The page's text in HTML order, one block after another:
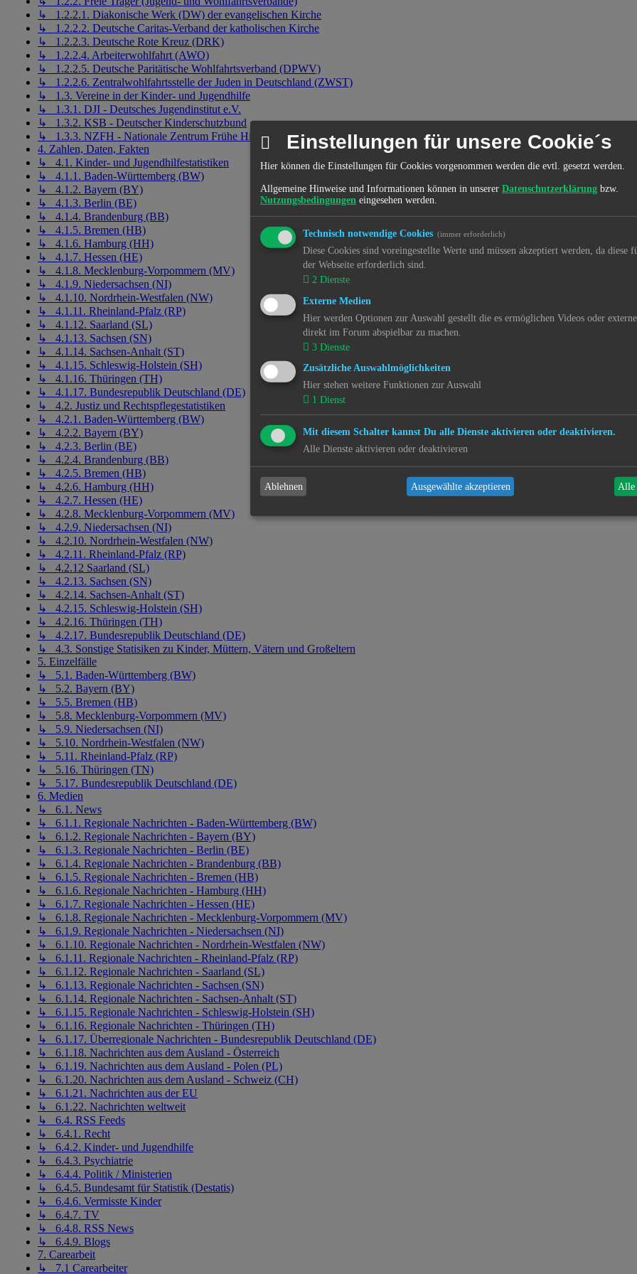
↳ 1.2.2.1. Diakonische Werk (DW) der evangelischen Kirche
↳ 1.2.2.2. Deutsche Caritas-Verband der katholischen Kirche
↳ 1.2.2.3. Deutsche Rote Kreuz (DRK)
↳ 1.2.2.4. Arbeiterwohlfahrt (AWO)
↳ 1.2.2.5. Deutsche Paritätische Wohlfahrtsverband (DPWV)
↳ 1.2.2.6. Zentralwohlfahrtsstelle der Juden in Deutschland (ZWST)
↳ 1.3. Vereine in der Kinder- und Jugendhilfe
↳ 1.3.1. DJI - Deutsches Jugendinstitut e.V.
↳ 1.3.2. KSB - Deutscher Kinderschutzbund
↳ 1.3.3. NZFH - Nationale Zentrum Frühe Hilfen
4. Zahlen, Daten, Fakten
↳ 4.1. Kinder- und Jugendhilfestatistiken
↳ 4.1.1. Baden-Württemberg (BW)
↳ 4.1.2. Bayern (BY)
↳ 4.1.3. Berlin (BE)
↳ 4.1.4. Brandenburg (BB)
↳ 4.1.5. Bremen (HB)
↳ 4.1.6. Hamburg (HH)
↳ 4.1.7. Hessen (HE)
↳ 4.1.8. Mecklenburg-Vorpommern (MV)
↳ 4.1.9. Niedersachsen (NI)
↳ 4.1.10. Nordrhein-Westfalen (NW)
↳ 4.1.11. Rheinland-Pfalz (RP)
↳ 4.1.12. Saarland (SL)
↳ 4.1.13. Sachsen (SN)
↳ 4.1.14. Sachsen-Anhalt (ST)
↳ 4.1.15. Schleswig-Holstein (SH)
↳ 4.1.16. Thüringen (TH)
↳ 4.1.17. Bundesrepublik Deutschland (DE)
↳ 4.2. Justiz und Rechtspflegestatistiken
↳ 4.2.1. Baden-Württemberg (BW)
↳ 4.2.2. Bayern (BY)
↳ 4.2.3. Berlin (BE)
↳ 4.2.4. Brandenburg (BB)
↳ 4.2.5. Bremen (HB)
↳ 4.2.6. Hamburg (HH)
↳ 4.2.7. Hessen (HE)
↳ 4.2.8. Mecklenburg-Vorpommern (MV)
↳ 4.2.9. Niedersachsen (NI)
↳ 4.2.10. Nordrhein-Westfalen (NW)
↳ 4.2.11. Rheinland-Pfalz (RP)
↳ 4.2.12 Saarland (SL)
↳ 4.2.13. Sachsen (SN)
↳ 4.2.14. Sachsen-Anhalt (ST)
↳ 4.2.15. Schleswig-Holstein (SH)
↳ 4.2.16. Thüringen (TH)
↳ 4.2.17. Bundesrepublik Deutschland (DE)
↳ 4.3. Sonstige Statisiken zu Kinder, Müttern, Vätern und Großeltern
5. Einzelfälle
↳ 5.1. Baden-Württemberg (BW)
↳ 5.2. Bayern (BY)
↳ 5.5. Bremen (HB)
↳ 5.8. Mecklenburg-Vorpommern (MV)
↳ 5.9. Niedersachsen (NI)
↳ 5.10. Nordrhein-Westfalen (NW)
↳ 5.11. Rheinland-Pfalz (RP)
↳ 5.16. Thüringen (TN)
↳ 5.17. Bundesrepublik Deutschland (DE)
6. Medien
↳ 6.1. News
↳ 6.1.1. Regionale Nachrichten - Baden-Württemberg (BW)
↳ 6.1.2. Regionale Nachrichten - Bayern (BY)
↳ 6.1.3. Regionale Nachrichten - Berlin (BE)
↳ 6.1.4. Regionale Nachrichten - Brandenburg (BB)
↳ 6.1.5. Regionale Nachrichten - Bremen (HB)
↳ 6.1.6. Regionale Nachrichten - Hamburg (HH)
↳ 6.1.7. Regionale Nachrichten - Hessen (HE)
↳ 6.1.8. Regionale Nachrichten - Mecklenburg-Vorpommern (MV)
↳ 6.1.9. Regionale Nachrichten - Niedersachsen (NI)
↳ 6.1.10. Regionale Nachrichten - Nordrhein-Westfalen (NW)
↳ 6.1.11. Regionale Nachrichten - Rheinland-Pfalz (RP)
↳ 6.1.12. Regionale Nachrichten - Saarland (SL)
↳ 6.1.13. Regionale Nachrichten - Sachsen (SN)
↳ 6.1.14. Regionale Nachrichten - Sachsen-Anhalt (ST)
↳ 6.1.15. Regionale Nachrichten - Schleswig-Holstein (SH)
↳ 6.1.16. Regionale Nachrichten - Thüringen (TH)
↳ 6.1.17. Überregionale Nachrichten - Bundesrepublik Deutschland (DE)
↳ 6.1.18. Nachrichten aus dem Ausland - Österreich
↳ 6.1.19. Nachrichten aus dem Ausland - Polen (PL)
↳ 6.1.20. Nachrichten aus dem Ausland - Schweiz (CH)
↳ 6.1.21. Nachrichten aus der EU
↳ 6.1.22. Nachrichten weltweit
↳ 6.4. RSS Feeds
↳ 6.4.1. Recht
↳ 6.4.2. Kinder- und Jugendhilfe
↳ 6.4.3. Psychiatrie
↳ 6.4.4. Politik / Ministerien
↳ 6.4.5. Bundesamt für Statistik (Destatis)
↳ 6.4.6. Vermisste Kinder
↳ 6.4.7. TV
↳ 6.4.8. RSS News
↳ 6.4.9. Blogs
7. Carearbeit
↳ 7.1 Carearbeiter
Einstellungen für unsere Cookie´s
Hier können die Einstellungen für Cookies vorgenommen werden die evtl. gesetzt werden.
Allgemeine Hinweise und Informationen können in unserer Datenschutzerklärung bzw.
Nutzungsbedingungen eingesehen werden.
Technisch notwendige Cookies (immer erforderlich)
Diese Cookies sind voreingestellte Werte und müssen akzeptiert werden, da diese
der Webseite erforderlich sind.
2 Dienste
Externe Medien
Hier werden Optionen zur Auswahl gestellt die es ermöglichen Videos oder
direkt im Forum abspielbar zu machen.
3 Dienste
Zusätzliche Auswahlmöglichkeiten
Hier stehen weitere Funktionen zur Auswahl
1 Dienst
Mit diesem Schalter kannst Du alle Dienste aktivieren oder deaktivieren.
Alle Dienste aktivieren oder deaktivieren
Ablehnen Ausgewählte akzeptieren Alle